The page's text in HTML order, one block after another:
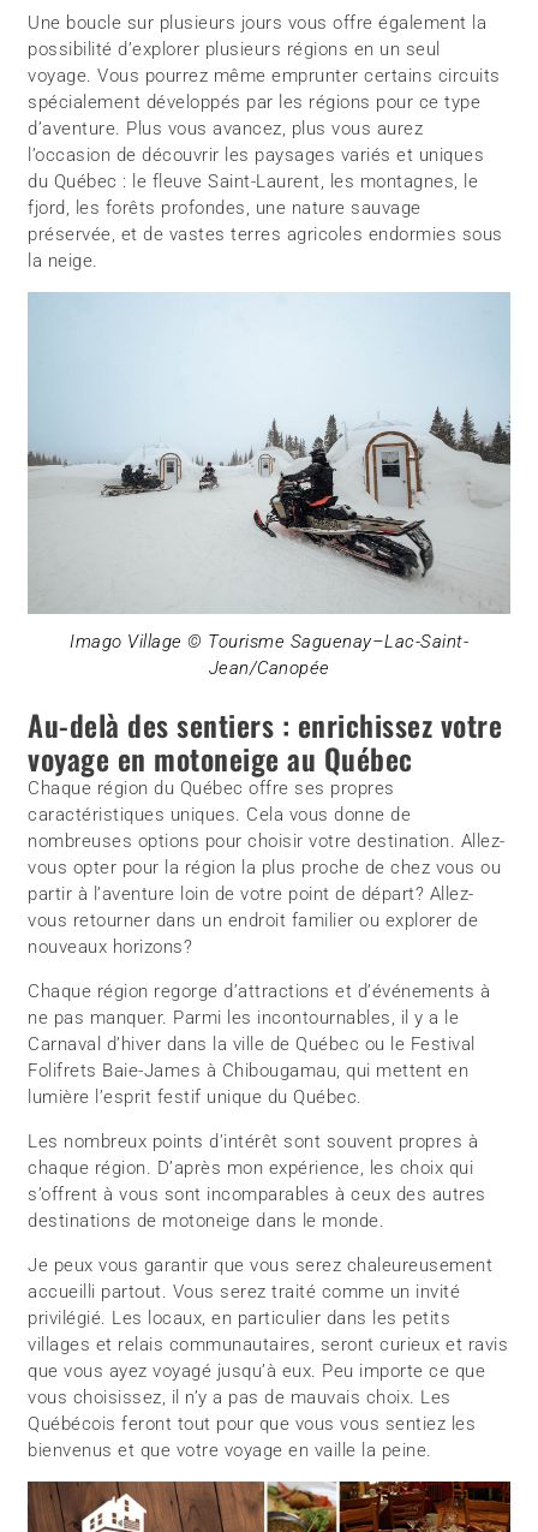
Une boucle sur plusieurs jours vous offre également la
possibilité d’explorer plusieurs régions en un seul
voyage. Vous pourrez même emprunter certains circuits
spécialement développés par les régions pour ce type
d’aventure. Plus vous avancez, plus vous aurez
l’occasion de découvrir les paysages variés et uniques
du Québec : le fleuve Saint-Laurent, les montagnes, le
fjord, les forêts profondes, une nature sauvage
préservée, et de vastes terres agricoles endormies sous
la neige.
Imago Village © Tourisme Saguenay–Lac-Saint-
Jean/Canopée
Au-delà des sentiers : enrichissez votre
voyage en motoneige au Québec
Chaque région du Québec offre ses propres
caractéristiques uniques. Cela vous donne de
nombreuses options pour choisir votre destination. Allez-
vous opter pour la région la plus proche de chez vous ou
partir à l’aventure loin de votre point de départ? Allez-
vous retourner dans un endroit familier ou explorer de
nouveaux horizons?
Chaque région regorge d’attractions et d’événements à
ne pas manquer. Parmi les incontournables, il y a le
Carnaval d’hiver dans la ville de Québec ou le Festival
Folifrets Baie-James à Chibougamau, qui mettent en
lumière l’esprit festif unique du Québec.
Les nombreux points d’intérêt sont souvent propres à
chaque région. D’après mon expérience, les choix qui
s’offrent à vous sont incomparables à ceux des autres
destinations de motoneige dans le monde.
Je peux vous garantir que vous serez chaleureusement
accueilli partout. Vous serez traité comme un invité
privilégié. Les locaux, en particulier dans les petits
villages et relais communautaires, seront curieux et ravis
que vous ayez voyagé jusqu’à eux. Peu importe ce que
vous choisissez, il n’y a pas de mauvais choix. Les
Québécois feront tout pour que vous vous sentiez les
bienvenus et que votre voyage en vaille la peine.